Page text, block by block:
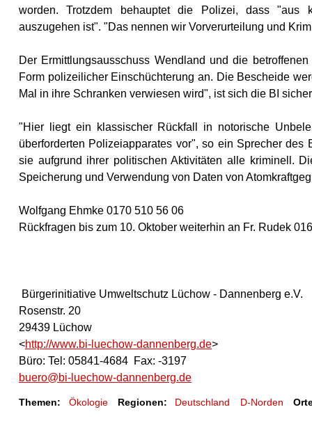
worden. Trotzdem behauptet die Polizei, dass "aus
auszugehen ist". "Das nennen wir Vorverurteilung und
Der Ermittlungsausschuss Wendland und die
Form polizeilicher Einschüchterung an. Die Bescheide
Mal in ihre Schranken verwiesen wird", ist sich die BI
"Hier liegt ein klassischer Rückfall in notorische
überforderten Polizeiapparates vor", so ein Sprecher
sie aufgrund ihrer politischen Aktivitäten alle kriminell.
Speicherung und Verwendung von Daten von
Wolfgang Ehmke 0170 510 56 06
Rückfragen bis zum 10. Oktober weiterhin an Fr. Rudek
Bürgerinitiative Umweltschutz Lüchow - Dannenberg e.V.
Rosenstr. 20
29439 Lüchow
<http://www.bi-luechow-dannenberg.de>
Büro: Tel: 05841-4684 Fax: -3197
buero@bi-luechow-dannenberg.de
Themen: Ökologie Regionen: Deutschland D-Norden